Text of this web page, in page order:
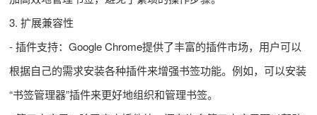
3. 扩展兼容性
- 插件支持：Google Chrome提供了丰富的插件市场，用户可以
根据自己的需求安装各种插件来增强书签功能。例如，可以安装
“书签管理器”插件来更好地组织和管理书签。